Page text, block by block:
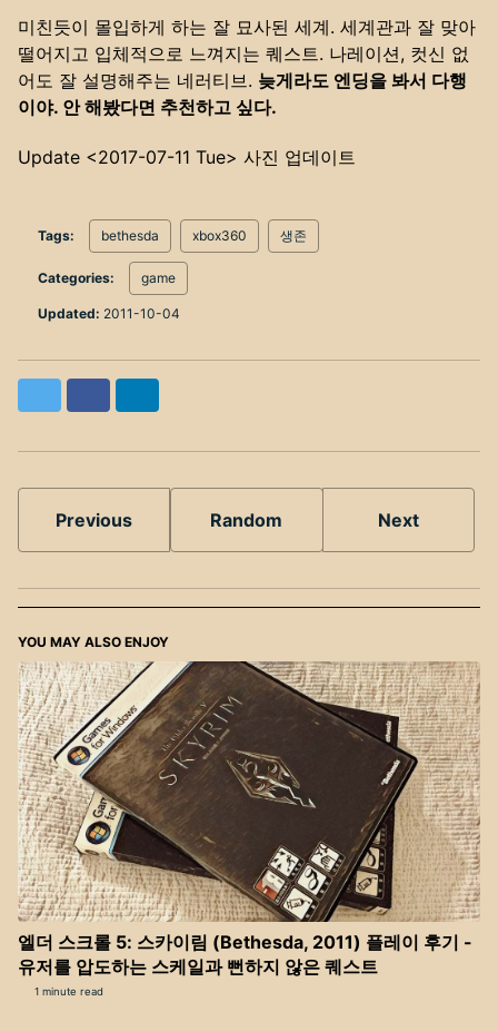
미친듯이 몰입하게 하는 잘 묘사된 세계. 세계관과 잘 맞아
떨어지고 입체적으로 느껴지는 퀘스트. 나레이션, 컷신 없
어도 잘 설명해주는 네러티브. 늦게라도 엔딩을 봐서 다행
이야. 안 해봤다면 추천하고 싶다.
Update <2017-07-11 Tue> 사진 업데이트
Tags: bethesda xbox360 생존
Categories: game
Updated: 2011-10-04
Previous Random Next
YOU MAY ALSO ENJOY
엘더 스크롤 5: 스카이림 (Bethesda, 2011) 플레이 후기 -
유저를 압도하는 스케일과 뻔하지 않은 퀘스트
1 minute read